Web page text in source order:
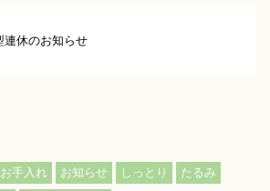
連休のお知らせ
お手入れ お知らせ しっとり
たるみ